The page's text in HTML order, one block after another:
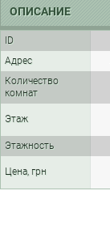
ОПИСАНИЕ
ID
Адрес
Количество
комнат
Этаж
Этажность
Цена, грн